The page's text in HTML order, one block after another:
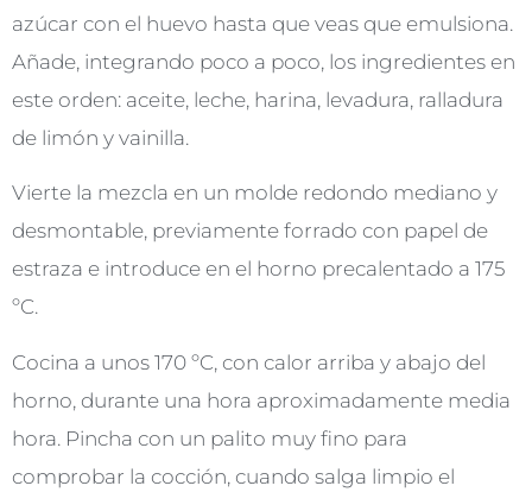
azúcar con el huevo hasta que veas que emulsiona.
Añade, integrando poco a poco, los ingredientes en
este orden: aceite, leche, harina, levadura, ralladura
de limón y vainilla.
Vierte la mezcla en un molde redondo mediano y
desmontable, previamente forrado con papel de
estraza e introduce en el horno precalentado a 175
ºC.
Cocina a unos 170 ºC, con calor arriba y abajo del
horno, durante una hora aproximadamente media
hora. Pincha con un palito muy fino para
comprobar la cocción, cuando salga limpio el